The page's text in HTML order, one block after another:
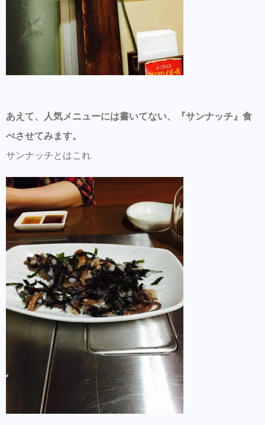
あえて、人気メニューには書いてない、『サンナッチ』食
べさせてみます。
サンナッチとはこれ